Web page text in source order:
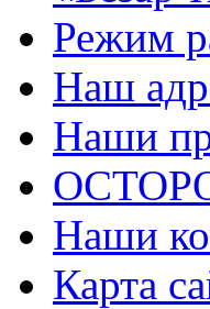
Режим
Наш
Наши
Наши
Карта